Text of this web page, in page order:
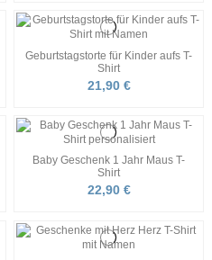
Geburtstagstorte für Kinder aufs T-
Shirt
21,90 €
Baby Geschenk 1 Jahr Maus T-
Shirt
22,90 €